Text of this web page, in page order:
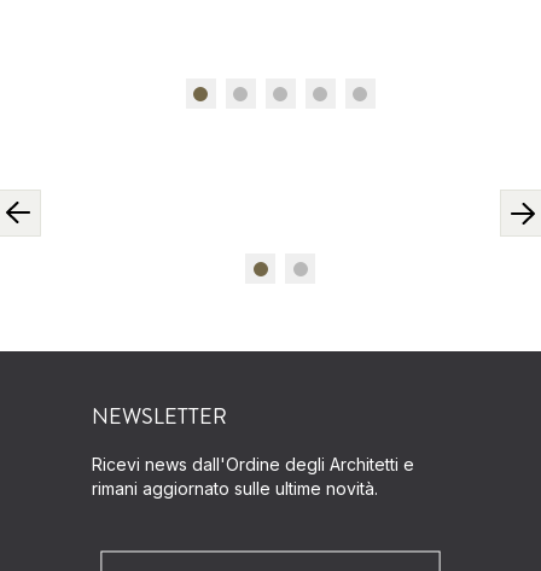
NEWSLETTER
Ricevi news dall'Ordine degli Architetti e
rimani aggiornato sulle ultime novità.